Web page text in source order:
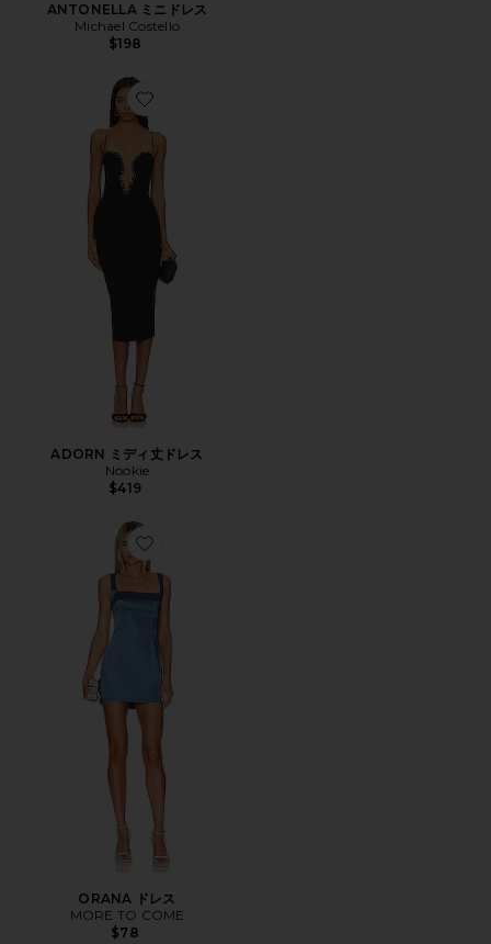
ANTONELLA ミニドレス
Michael Costello
$198
Favorite ADORN ミディ丈ドレス
ADORN ミディ丈ドレス
Nookie
$419
Favorite ORANA ドレス
ORANA ドレス
MORE TO COME
$78